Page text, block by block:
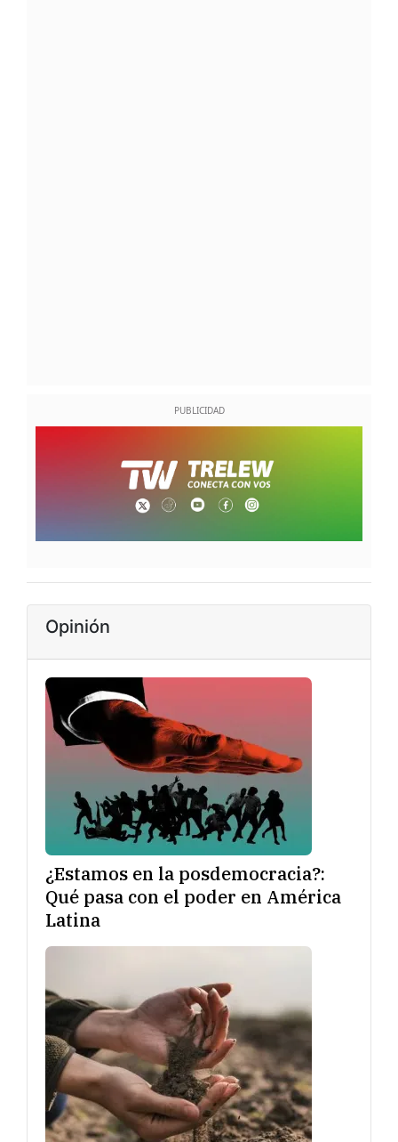
Opinión
¿Estamos en la posdemocracia?:
Qué pasa con el poder en América
Latina